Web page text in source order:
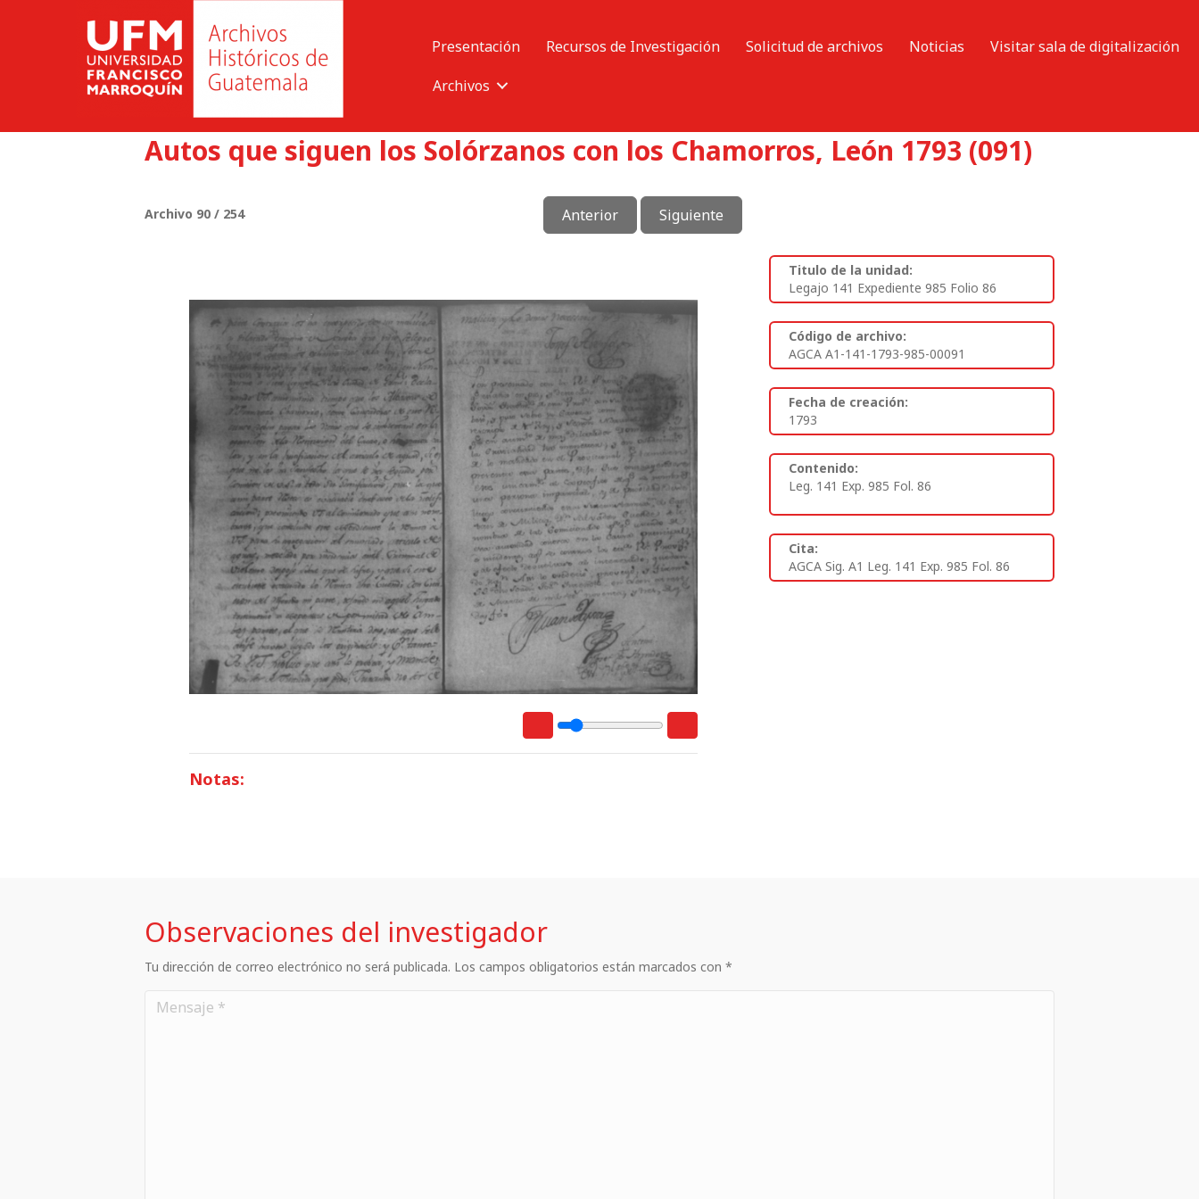
Presentación Recursos de Investigación Solicitud de archivos Noticias
Visitar sala de digitalización
Archivos
Autos que siguen los Solórzanos con los Chamorros, León 1793 (091)
Archivo 90 / 254 Anterior Siguiente
Notas:
Titulo de la unidad:
Legajo 141 Expediente 985 Folio 86
Código de archivo:
AGCA A1-141-1793-985-00091
Fecha de creación:
1793
Contenido:
Leg. 141 Exp. 985 Fol. 86
Cita:
AGCA Sig. A1 Leg. 141 Exp. 985 Fol. 86
Observaciones del investigador
Tu dirección de correo electrónico no será publicada. Los campos obligatorios están marcados con *